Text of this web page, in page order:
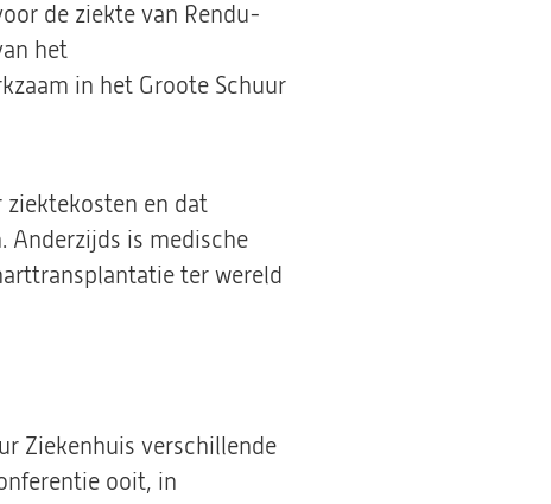
de ziekte van Rendu-
het
in het Groote Schuur
ziektekosten en dat
Anderzijds is medische
ter wereld
Ziekenhuis verschillende
ooit, in